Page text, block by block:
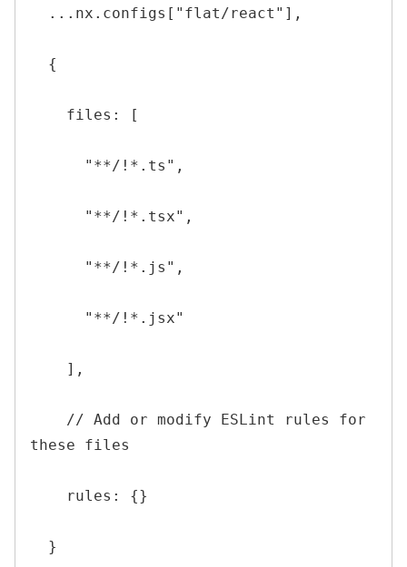
...nx.configs["flat/react"],
{
files: [
"**/!*.ts",
"**/!*.tsx",
"**/!*.js",
"**/!*.jsx"
],
// Add or modify ESLint rules for
these files
rules: {}
}